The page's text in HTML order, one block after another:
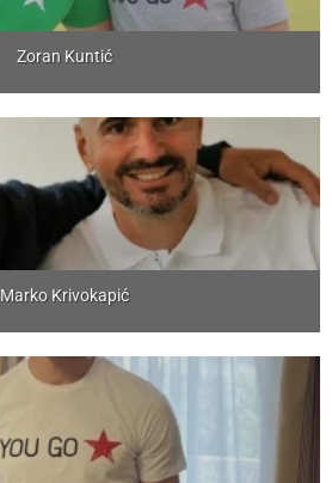
Zoran Kuntić
Marko Krivokapić